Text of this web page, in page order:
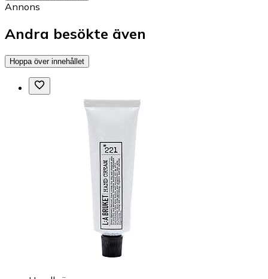
Annons
Andra besökte även
Hoppa över innehållet